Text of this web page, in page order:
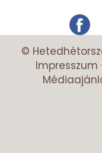
©
Impresszum